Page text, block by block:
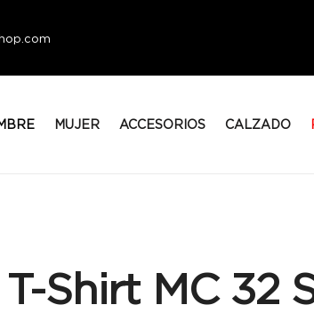
MUJER ACCESORIOS CALZADO
T-Shirt MC 32